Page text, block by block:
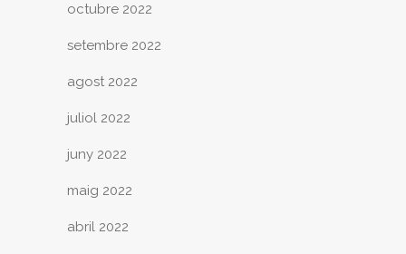
octubre 2022
setembre 2022
agost 2022
juliol 2022
juny 2022
maig 2022
abril 2022